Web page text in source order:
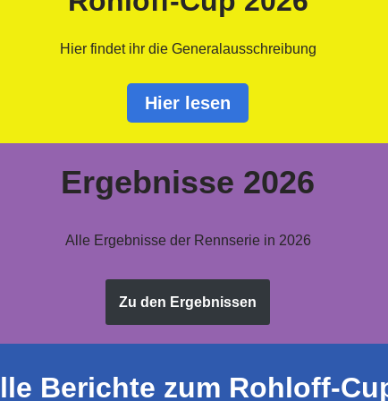
Hier findet ihr die Generalausschreibung
Hier lesen
Ergebnisse 2026
Alle Ergebnisse der Rennserie in 2026
Zu den Ergebnissen
Berichte zum Rohloff-